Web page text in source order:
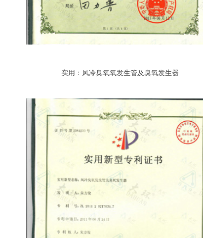
实用：风冷臭氧氧发生管及臭氧发生器